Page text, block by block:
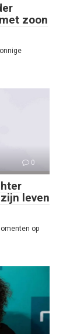
zoon
0
leven
op